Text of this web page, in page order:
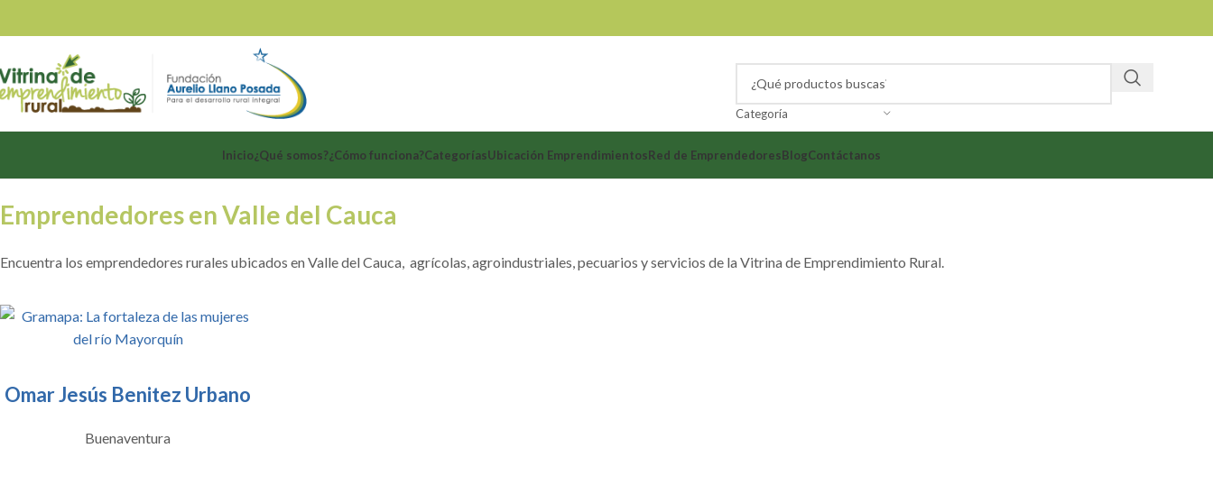
Categoría
Inicio¿Qué somos?¿Cómo funciona?CategoríasUbicación EmprendimientosRed de EmprendedoresBlogContáctanos
Emprendedores en Valle del Cauca
Encuentra los emprendedores rurales ubicados en Valle del Cauca, agrícolas, agroindustriales, pecuarios y servicios de la Vitrina de Emprendimiento Rural.
Omar Jesús Benitez Urbano
Buenaventura